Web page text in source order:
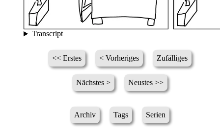
Transcript
<< Erstes < Vorheriges Zufälliges
Nächstes > Neustes >>
Archiv Tags Serien